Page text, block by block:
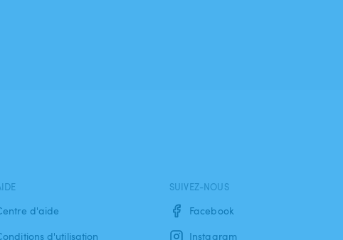
d'aide
d'utilisation
SUIVEZ-NOUS
Facebook
Instagram